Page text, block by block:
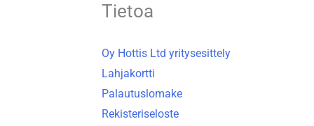
Tietoa
Oy Hottis Ltd yritysesittely
Lahjakortti
Palautuslomake
Rekisteriseloste